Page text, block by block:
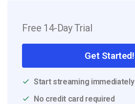
Free 14-Day Trial
Get Started!
Start streaming immediately
No credit card required